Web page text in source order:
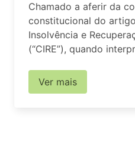
Chamado a aferir da
constitucional do
Insolvência e
(“CIRE”), quando
Ver mais